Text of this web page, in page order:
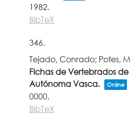
1982.
BibTeX
346.
Tejado, Conrado; Potes,
Fichas de Vertebrados
Autónoma Vasca.
Online
0000.
BibTeX